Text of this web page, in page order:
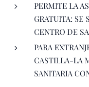
PERMITE LA
GRATUITA: SE
CENTRO DE
PARA
CASTILLA-LA
SANITARIA